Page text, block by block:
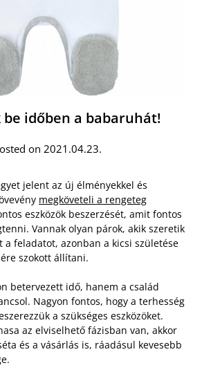
be időben a babaruhát!
on 2021.04.23.
jelent az új élményekkel és
megköveteli a rengeteg
eszközök beszerzését, amit fontos
Vannak olyan párok, akik szeretik
a feladatot, azonban a kicsi születése
szokott állítani.
betervezett idő, hanem a család
Nagyon fontos, hogy a terhesség
a szükséges eszközöket.
az elviselhető fázisban van, akkor
és a vásárlás is, ráadásul kevesebb